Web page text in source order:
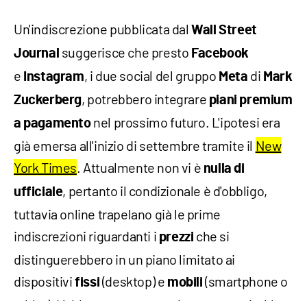
Un'indiscrezione pubblicata dalWall Street
Journal suggerisce che presto Facebook
e Instagram, i due social del gruppo Meta di Mark
Zuckerberg, potrebbero integrare piani premium
a pagamento nel prossimo futuro. L'ipotesi era
già emersa all'inizio di settembre tramite il New
York Times. Attualmente non vi è nulla di
ufficiale, pertanto il condizionale è d'obbligo,
tuttavia online trapelano già le prime
indiscrezioni riguardanti i prezzi che si
distinguerebbero in un piano limitato ai
dispositivifissi (desktop) e mobili(smartphone o